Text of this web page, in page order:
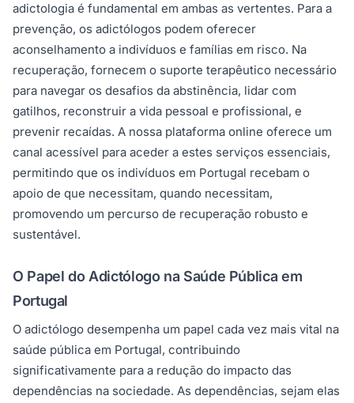
adictologia é fundamental em ambas as vertentes. Para a
prevenção, os adictólogos podem oferecer
aconselhamento a indivíduos e famílias em risco. Na
recuperação, fornecem o suporte terapêutico necessário
para navegar os desafios da abstinência, lidar com
gatilhos, reconstruir a vida pessoal e profissional, e
prevenir recaídas. A nossa plataforma online oferece um
canal acessível para aceder a estes serviços essenciais,
permitindo que os indivíduos em Portugal recebam o
apoio de que necessitam, quando necessitam,
promovendo um percurso de recuperação robusto e
sustentável.
O Papel do Adictólogo na Saúde Pública em
Portugal
O adictólogo desempenha um papel cada vez mais vital na
saúde pública em Portugal, contribuindo
significativamente para a redução do impacto das
dependências na sociedade. As dependências, sejam elas